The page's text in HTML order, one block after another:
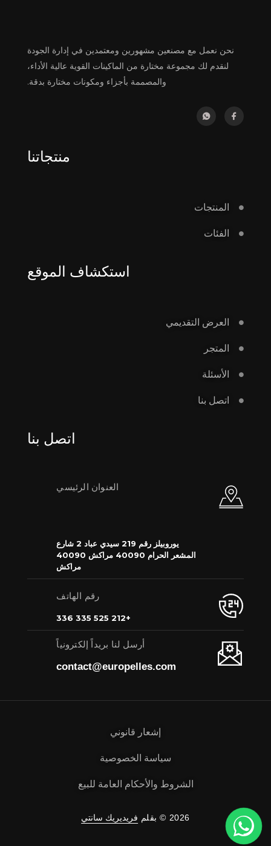
نحن نعمل مع مصنعين مشهورين ومعتمدين في إدارة الجودة
لنقدم لك مجموعة مختارة من الماكينات القوية عالية الأداء،
والمصممة بأجزاء ومكونات مختارة بدقة.
منتجاتنا
المنتجات
الفئات
استكشاف الموقع
العرض التقديمي
المتجر
الأسئلة
اتصل بنا
اتصل بنا
العنوان الرئيسي
يوروبيلز رقم 219 سيدي عباد 2 شارع
المشعر الحرام 40090 مراكش 40090
مراكش
رقم الهاتف
+212 525 335 336
أرسل لنا بريداً إلكترونياً
contact@europelles.com
إشعار قانوني
سياسة الخصوصية
الشروط والأحكام العامة للبيع
2026 © بقلم فريديريك سانتي